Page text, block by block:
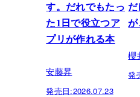
す。だれでもたっ
た1日で役立つア
プリが作れる本
安藤昇
発売日:2026.07.23
が
櫻
発